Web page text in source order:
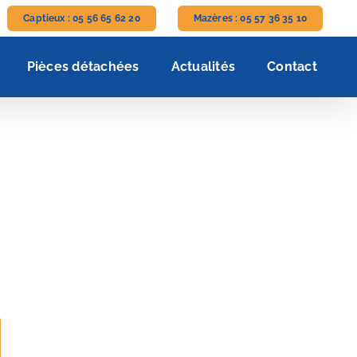
Captieux : 05 56 65 62 20 Mazères : 05 57 36 35 10
Pièces détachées Actualités Contact